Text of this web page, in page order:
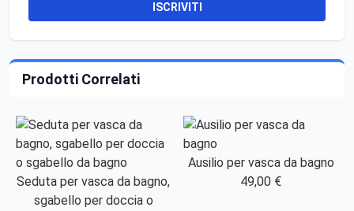
ISCRIVITI
Prodotti Correlati
Seduta per vasca da bagno,
sgabello per doccia o
Ausilio per vasca da bagno
49,00 €